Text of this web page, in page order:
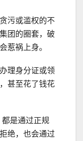
污或滥权的不
团的圈套，破
惹祸上身。
理身分证或领
甚至花了钱花
都是通过正规
绝，也会通过